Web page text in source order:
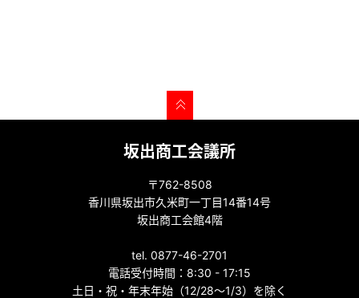
坂出商工会議所
〒762-8508
香川県坂出市久米町一丁目14番14号
坂出商工会館4階
tel. 0877-46-2701
電話受付時間：8:30 - 17:15
土日・祝・年末年始（12/28～1/3）を除く